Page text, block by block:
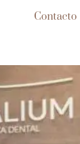
Contacto